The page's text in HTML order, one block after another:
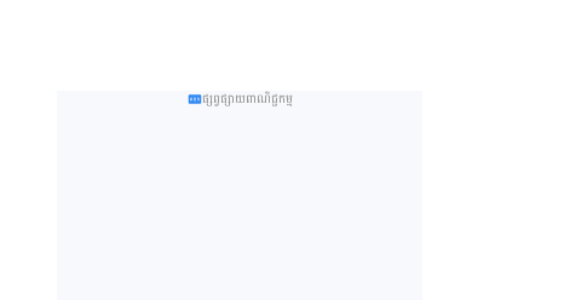
ផ្សព្វផ្សាយពាណិជ្ជកម្ម